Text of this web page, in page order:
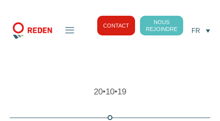
CONTACT
NOUS
REJOINDRE
FR
20•10•19